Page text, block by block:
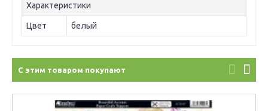
Характеристики
Цвет белый
С этим товаром покупают